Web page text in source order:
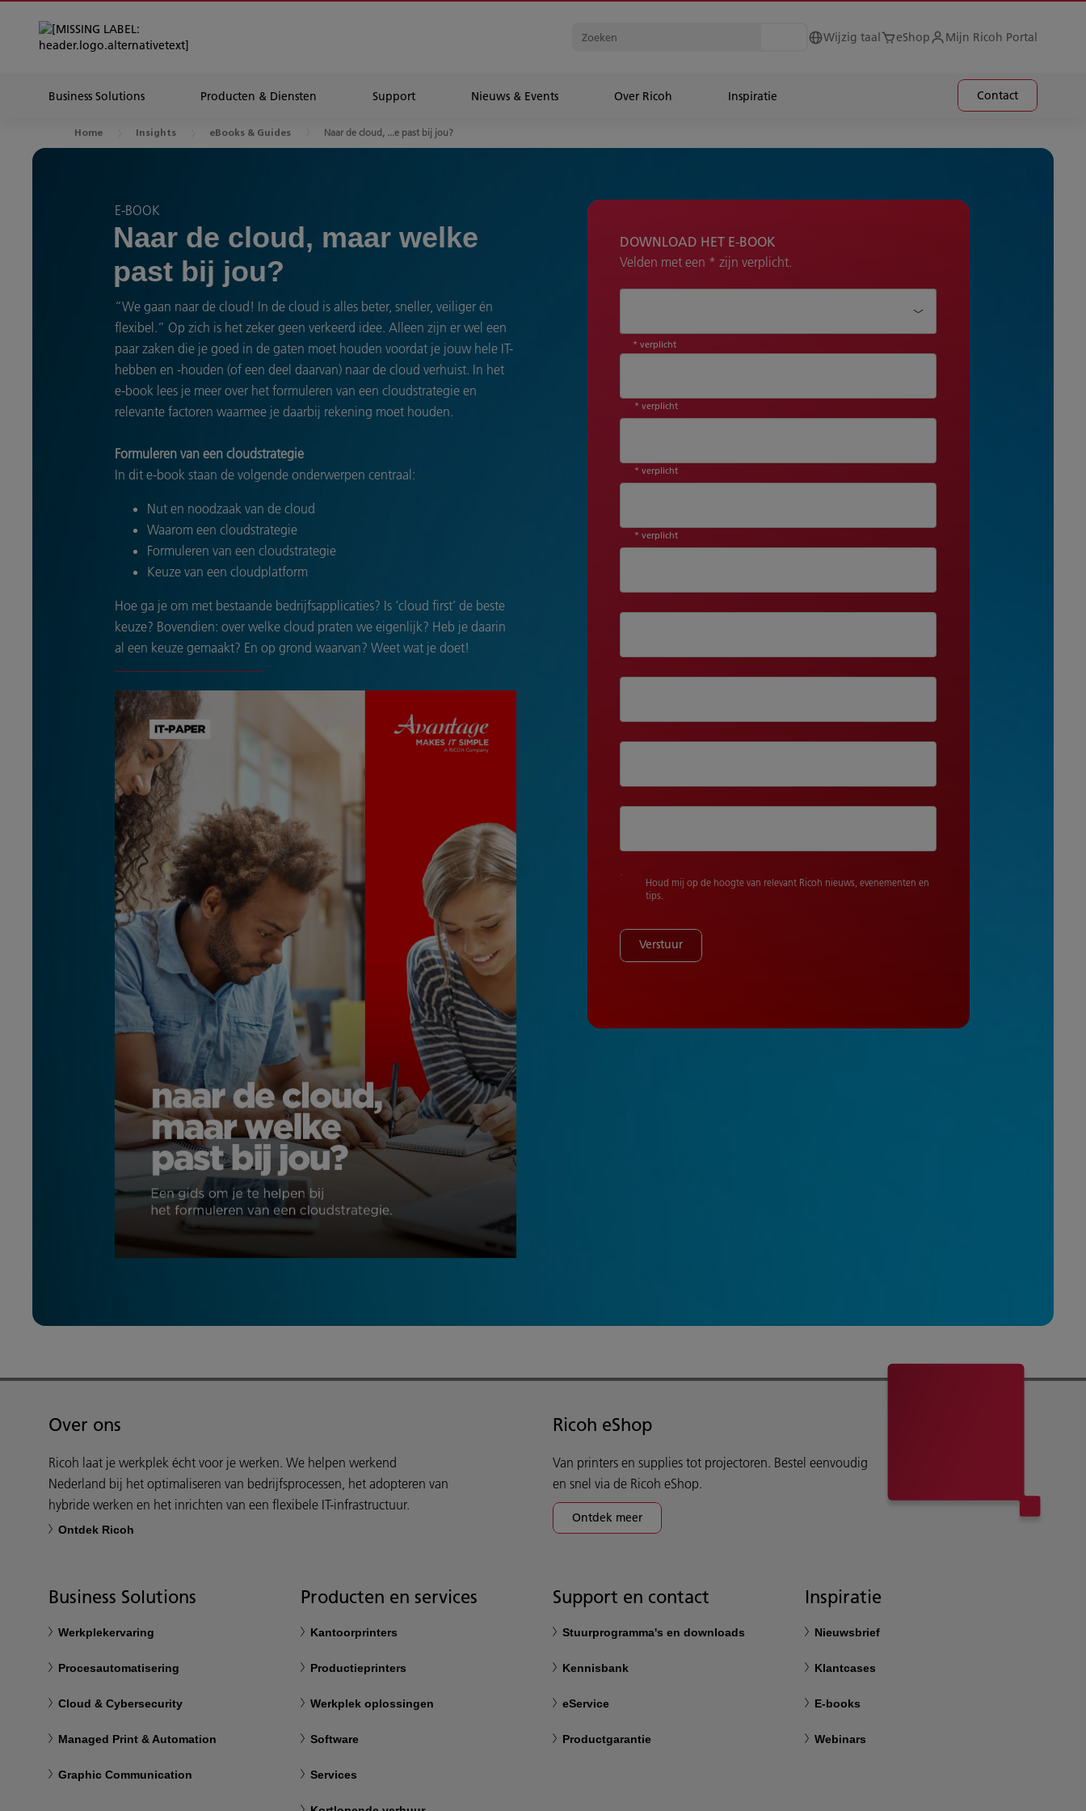
Wijzig taal eShop Mijn Ricoh Portal
Business Solutions Producten & Diensten Support Nieuws & Events Over Ricoh Inspiratie Contact
Home Insights eBooks & Guides Naar de cloud, ...e past bij jou?
E-BOOK
Naar de cloud, maar welke
past bij jou?
“We gaan naar de cloud! In de cloud is alles beter, sneller, veiliger én
flexibel.” Op zich is het zeker geen verkeerd idee. Alleen zijn er wel een
paar zaken die je goed in de gaten moet houden voordat je jouw hele IT-
hebben en -houden (of een deel daarvan) naar de cloud verhuist. In het
e-book lees je meer over het formuleren van een cloudstrategie en
relevante factoren waarmee je daarbij rekening moet houden.
Formuleren van een cloudstrategie
In dit e-book staan de volgende onderwerpen centraal:
Nut en noodzaak van de cloud
Waarom een cloudstrategie
Formuleren van een cloudstrategie
Keuze van een cloudplatform
Hoe ga je om met bestaande bedrijfsapplicaties? Is ‘cloud first’ de beste
keuze? Bovendien: over welke cloud praten we eigenlijk? Heb je daarin
al een keuze gemaakt? En op grond waarvan? Weet wat je doet!
DOWNLOAD HET E-BOOK
Velden met een * zijn verplicht.
* verplicht
* verplicht
* verplicht
* verplicht
Houd mij op de hoogte van relevant Ricoh nieuws, evenementen en
tips.
Verstuur
Over ons
Ricoh laat je werkplek écht voor je werken. We helpen werkend
Nederland bij het optimaliseren van bedrijfsprocessen, het adopteren van
hybride werken en het inrichten van een flexibele IT-infrastructuur.
Ontdek Ricoh
Ricoh eShop
Van printers en supplies tot projectoren. Bestel eenvoudig
en snel via de Ricoh eShop.
Ontdek meer
Business Solutions
Werkplekervaring
Procesautomatisering
Cloud & Cybersecurity
Managed Print & Automation
Graphic Communication
Producten en services
Kantoorprinters
Productieprinters
Werkplek oplossingen
Software
Services
Support en contact
Stuurprogramma's en downloads
Kennisbank
eService
Productgarantie
Inspiratie
Nieuwsbrief
Klantcases
E-books
Webinars